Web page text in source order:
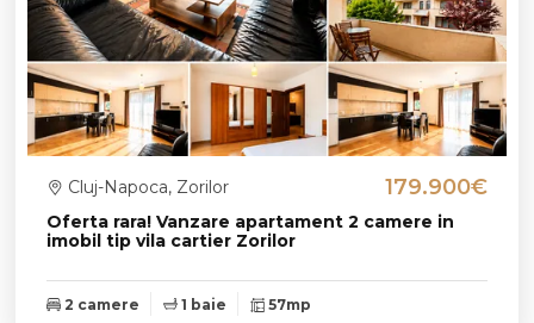
Oferta rara! Vanzare apartament 2 camere in
imobil tip vila cartier Zorilor
Cluj-Napoca, Zorilor 179.900€
2 camere 1 baie 57mp